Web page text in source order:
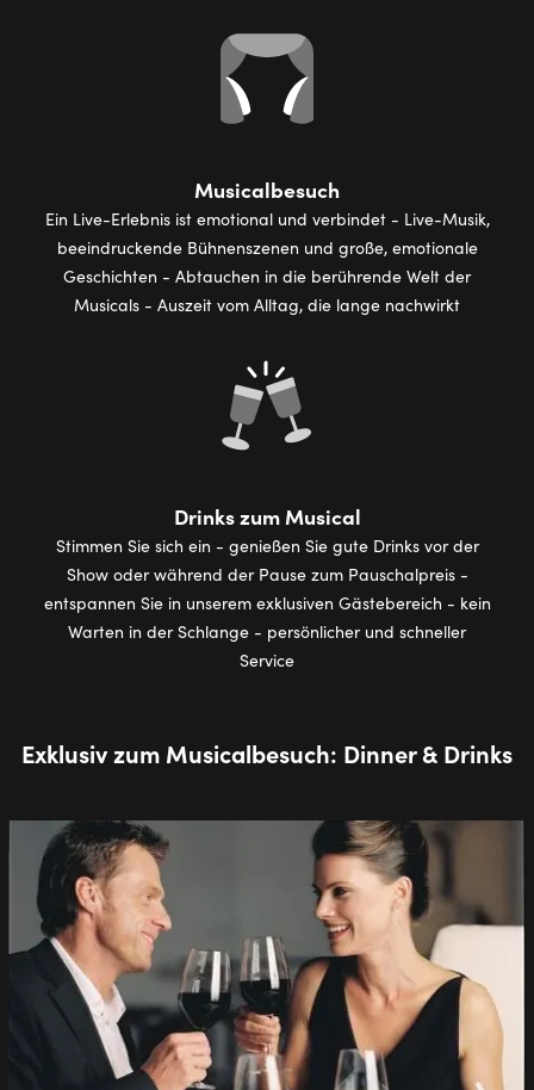
Musicalbesuch
Ein Live-Erlebnis ist emotional und verbindet - Live-Musik,
beeindruckende Bühnenszenen und große, emotionale
Geschichten - Abtauchen in die berührende Welt der
Musicals - Auszeit vom Alltag, die lange nachwirkt
Drinks zum Musical
Stimmen Sie sich ein - genießen Sie gute Drinks vor der
Show oder während der Pause zum Pauschalpreis -
entspannen Sie in unserem exklusiven Gästebereich - kein
Warten in der Schlange - persönlicher und schneller
Service
Exklusiv zum Musicalbesuch: Dinner & Drinks